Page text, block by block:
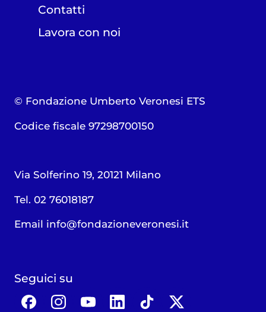
Contatti
Lavora con noi
© Fondazione Umberto Veronesi ETS
Codice fiscale 97298700150
Via Solferino 19, 20121 Milano
Tel. 02 76018187
Email info@fondazioneveronesi.it
Seguici su